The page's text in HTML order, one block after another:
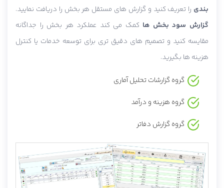
بندی را تعریف کنید و گزارش های مستقل هر بخش را دریافت نمایید.
گزارش سود بخش ها کمک می کند عملکرد هر بخش را جداگانه
مقایسه کنید و تصمیم های دقیق تری برای توسعه خدمات یا کنترل
هزینه ها بگیرید.
گروه گزارشات تحلیل آماری
گروه هزینه و درآمد
گروه گزارش دفاتر